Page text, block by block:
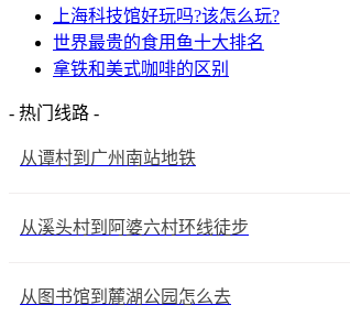
上海科技馆好玩吗?该怎么玩?
世界最贵的食用鱼十大排名
拿铁和美式咖啡的区别
- 热门线路 -
从谭村到广州南站地铁
从溪头村到阿婆六村环线徒步
从图书馆到麓湖公园怎么去